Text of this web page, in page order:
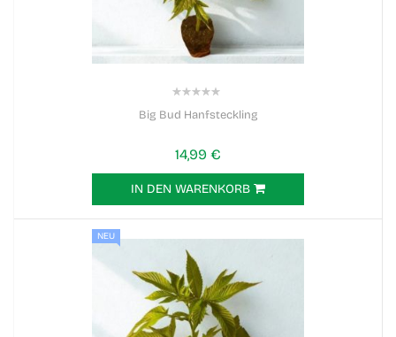
Big Bud Hanfsteckling
14,99 €
IN DEN WARENKORB
NEU